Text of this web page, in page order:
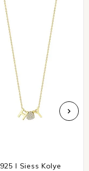
925 I Siess Kolye